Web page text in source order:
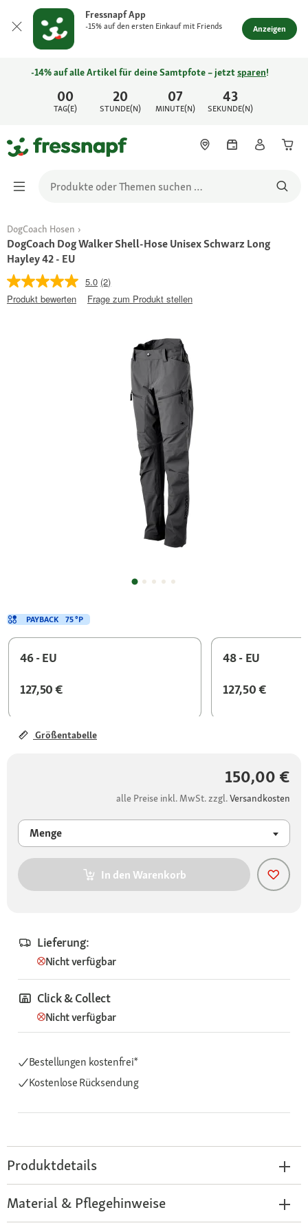
Fressnapf App
-15% auf den ersten Einkauf mit Friends Anzeigen
00
TAG(E)
20
STUNDE(N)
07
MINUTE(N)
43
SEKUNDE(N)
-14% auf alle Artikel für deine Samtpfote – jetztsparen!
DogCoach Hosen
DogCoach Dog Walker Shell-Hose Unisex Schwarz Long
Hayley 42 - EU
5.0 (2)
Produkt bewerten
Frage zum Produkt stellen
46 - EU
127,50 €
48 - EU
127,50 €
Größentabelle
150,00 €
alle Preise inkl. MwSt. zzgl.Versandkosten
Menge
In den Warenkorb
Lieferung:
Nicht verfügbar
Click & Collect
Nicht verfügbar
Bestellungen kostenfrei*
Kostenlose Rücksendung
PAYBACK 75 °P
Produktdetails
Material & Pflegehinweise